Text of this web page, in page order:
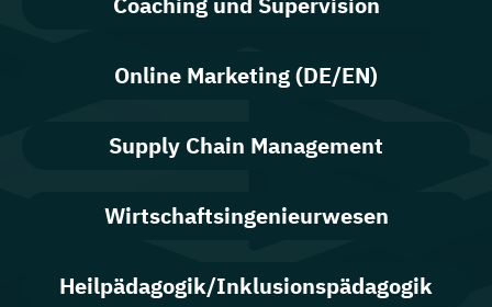
Online Marketing (DE/EN)
Supply Chain Management
Wirtschaftsingenieurwesen
Heilpädagogik/Inklusionspädagogik